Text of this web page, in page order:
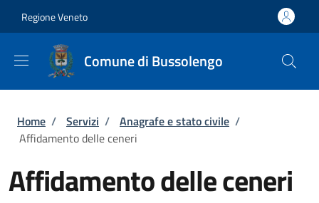
Regione Veneto
Comune di Bussolengo
Briciole di pane
Home / Servizi / Anagrafe e stato civile /
Affidamento delle ceneri
Affidamento delle ceneri